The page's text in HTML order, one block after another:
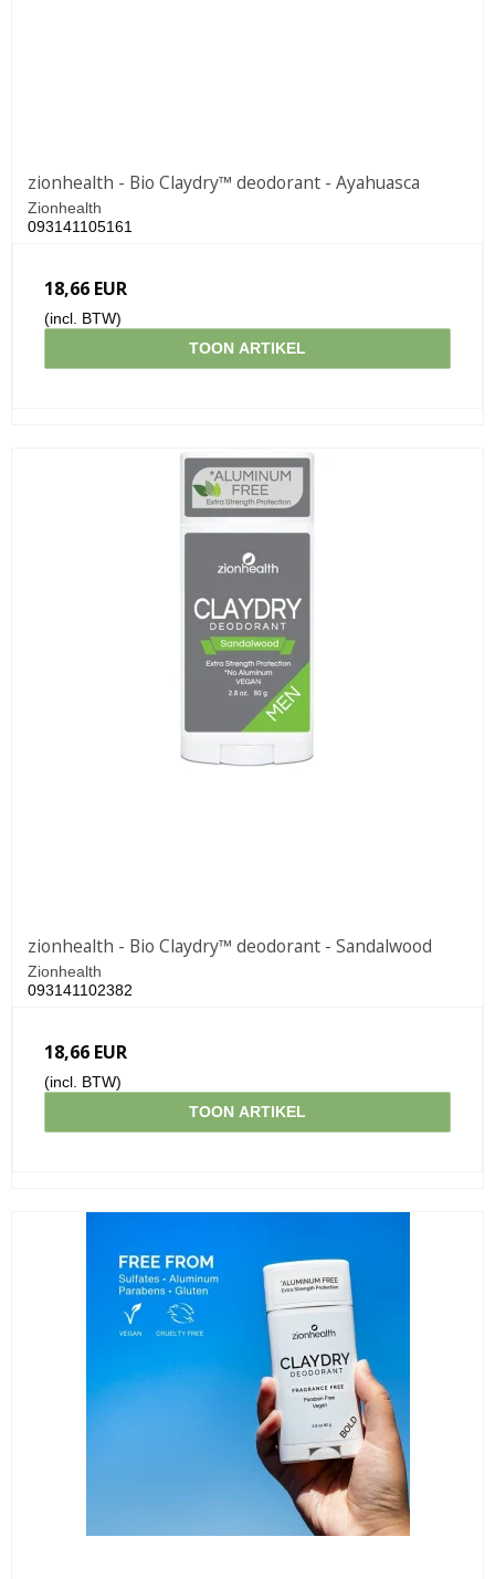
zionhealth - Bio Claydry™ deodorant - Ayahuasca
Zionhealth
093141105161
18,66 EUR
(incl. BTW)
TOON ARTIKEL
zionhealth - Bio Claydry™ deodorant - Sandalwood
Zionhealth
093141102382
18,66 EUR
(incl. BTW)
TOON ARTIKEL